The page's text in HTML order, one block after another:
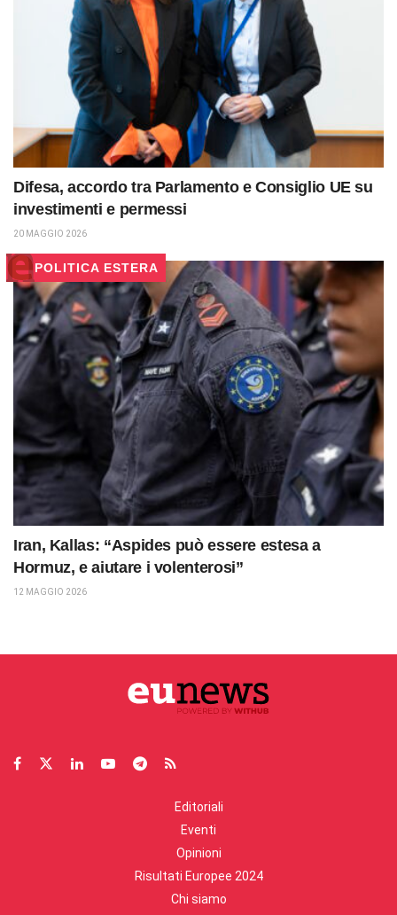
Difesa, accordo tra Parlamento e Consiglio UE su
investimenti e permessi
20 MAGGIO 2026
POLITICA ESTERA
Iran, Kallas: “Aspides può essere estesa a
Hormuz, e aiutare i volenterosi”
12 MAGGIO 2026
Editoriali
Eventi
Opinioni
Risultati Europee 2024
Chi siamo